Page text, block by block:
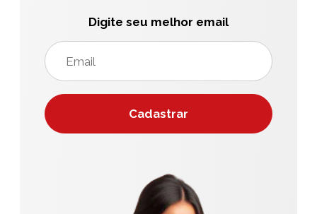
Digite seu melhor email